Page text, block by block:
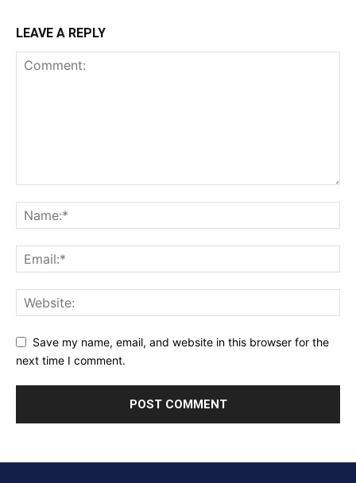
LEAVE A REPLY
Save my name, email, and website in this browser for the
next time I comment.